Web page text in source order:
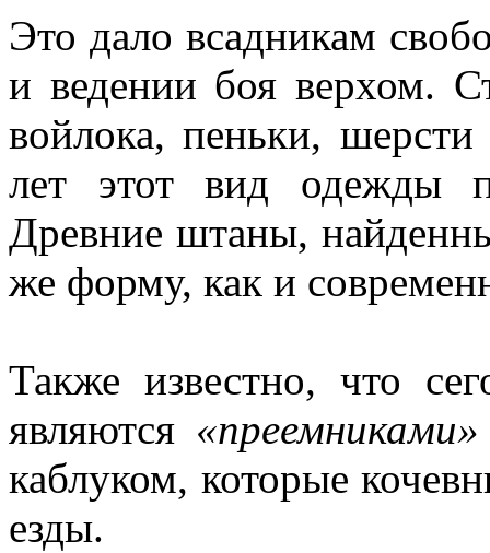
Это дало всадникам
и ведении боя верхом.
войлока, пеньки,
лет этот вид одежды
Древние штаны,
же форму, как и
Также известно, что
являются «преемниками»
каблуком, которые
езды.